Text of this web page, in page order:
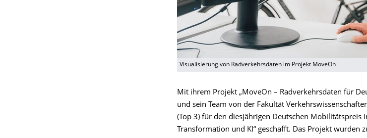
Visualisierung von Radverkehrsdaten im Projekt MoveOn
Mit ihrem Projekt „MoveOn – Radverkehrsdaten für
und sein Team von der Fakultät
(Top 3) für den diesjährigen Deutschen Mobilitätspreis
Transformation und KI“ geschafft. Das Projekt wurden